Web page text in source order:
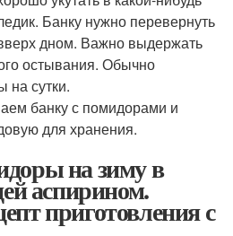
Банку нужно перевернуть
дном. Важно выдержать
остывания. Обычно
на сутки.
банку с помидорами и
для хранения.
на зиму в
аспирином.
приготовления с